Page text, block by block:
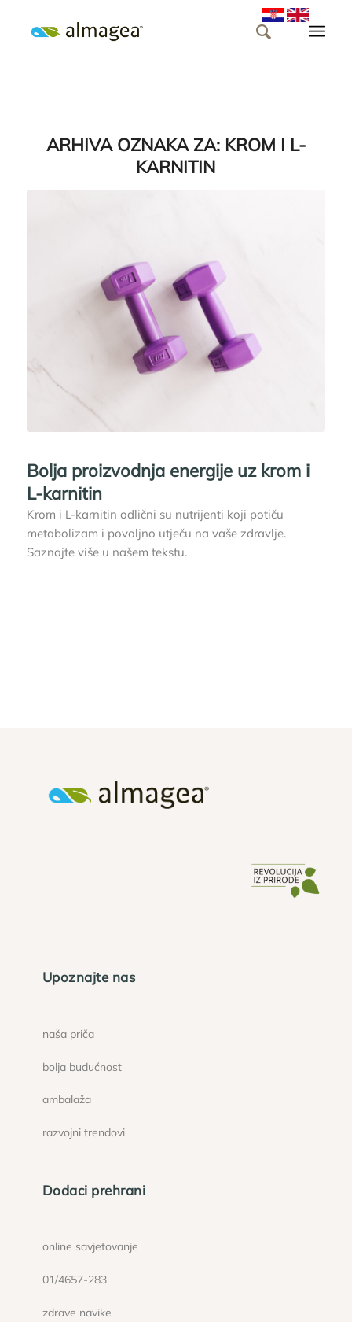
ARHIVA OZNAKA ZA: KROM I L-
KARNITIN
Bolja proizvodnja energije uz krom i
L-karnitin
Krom i L-karnitin odlični su nutrijenti koji potiču
metabolizam i povoljno utječu na vaše zdravlje.
Saznajte više u našem tekstu.
Upoznajte nas
naša priča
bolja budućnost
ambalaža
razvojni trendovi
Dodaci prehrani
online savjetovanje
01/4657-283
zdrave navike